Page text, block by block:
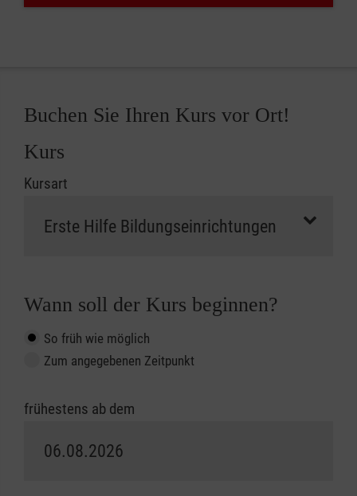
Buchen Sie Ihren Kurs vor Ort!
Kurs
Kursart
Wann soll der Kurs beginnen?
So früh wie möglich
Zum angegebenen Zeitpunkt
frühestens ab dem